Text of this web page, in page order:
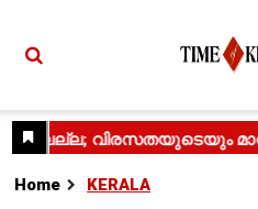
Home KERALA